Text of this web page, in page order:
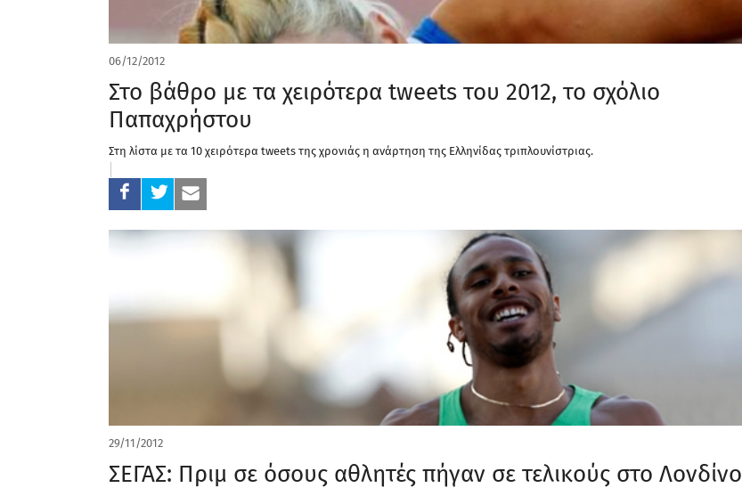
06/12/2012
Στο βάθρο με τα χειρότερα tweets του 2012, το σχόλιο
Παπαχρήστου
Στη λίστα με τα 10 χειρότερα tweets της χρονιάς η ανάρτηση της Ελληνίδας τριπλουνίστριας.
29/11/2012
ΣΕΓΑΣ: Πριμ σε όσους αθλητές πήγαν σε τελικούς στο Λονδίνο